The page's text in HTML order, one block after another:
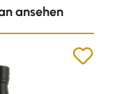
ansehen